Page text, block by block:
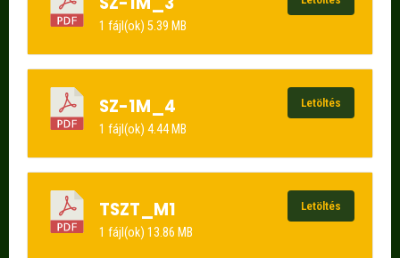
1 fájl(ok) 5.39 MB
SZ-1M_4
1 fájl(ok) 4.44 MB
Letöltés
TSZT_M1
1 fájl(ok) 13.86 MB
Letöltés